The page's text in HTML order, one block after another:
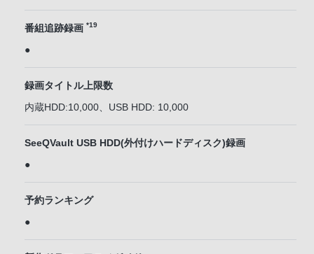
番組追跡録画 *19
●
録画タイトル上限数
内蔵HDD:10,000、USB HDD: 10,000
SeeQVault USB HDD(外付けハードディスク)録画
●
予約ランキング
●